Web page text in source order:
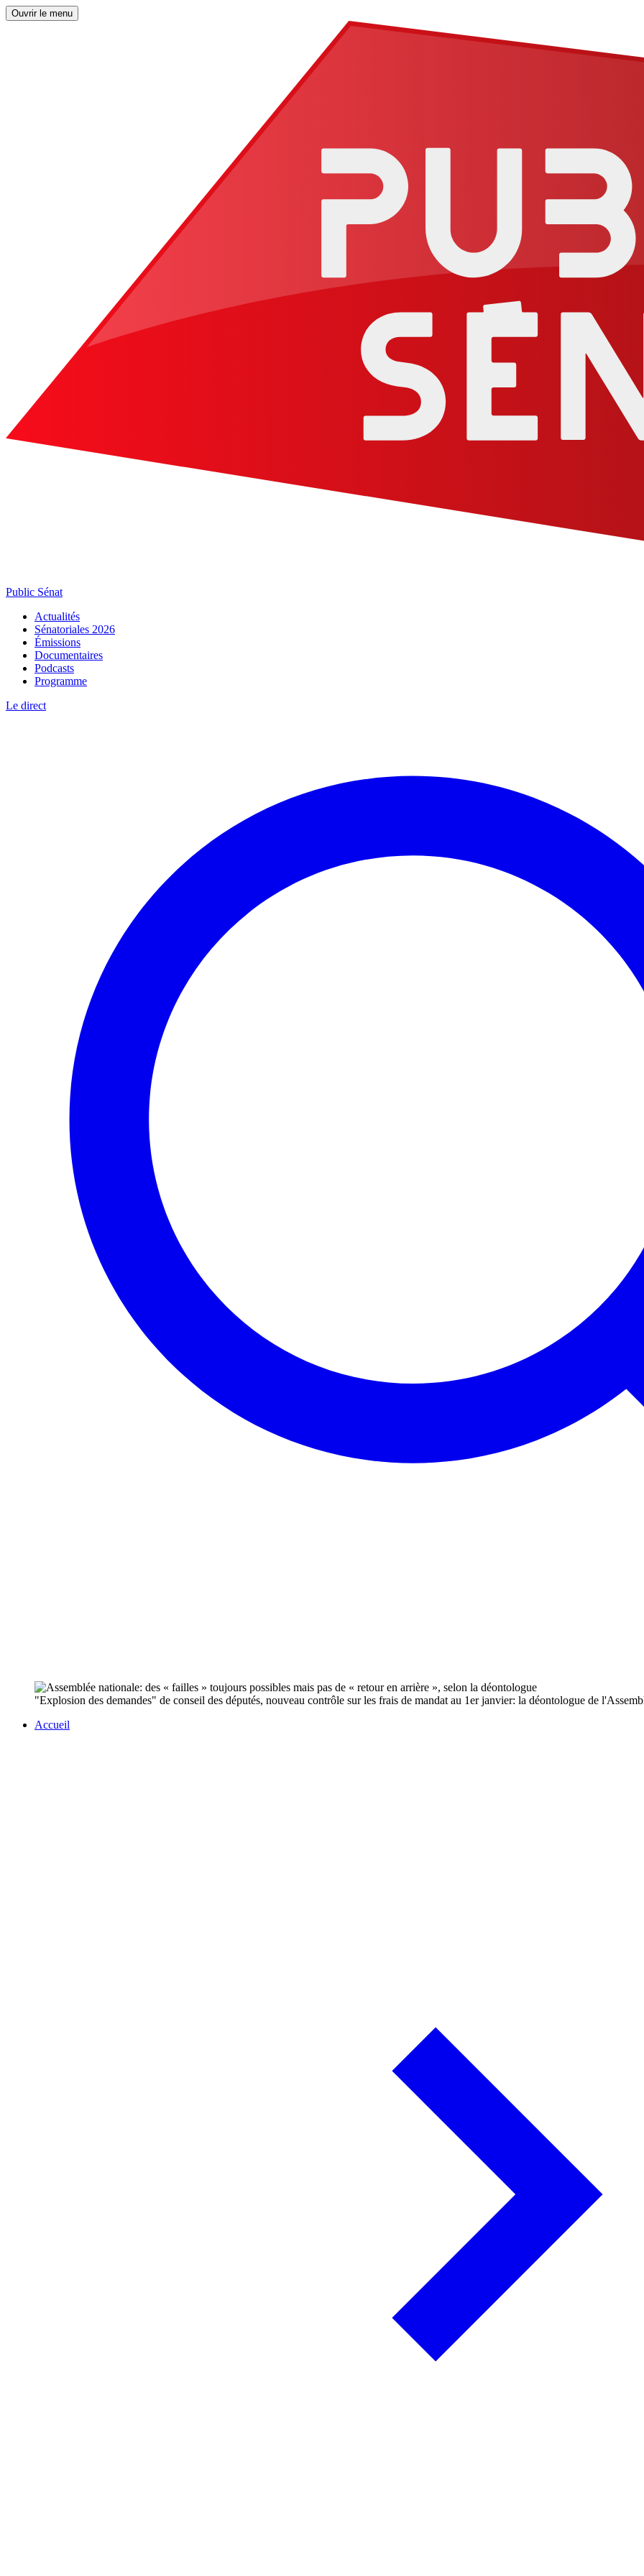
Ouvrir le menu
Public Sénat
Actualités
Sénatoriales 2026
Émissions
Documentaires
Podcasts
Programme
Le direct
"Explosion des demandes" de conseil des députés, nouveau contrôle sur les frais de mandat au 1er janvier: la déontologue de
Accueil